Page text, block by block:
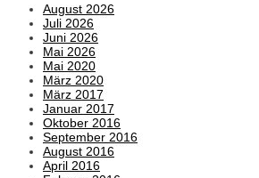
August 2026
Juli 2026
Juni 2026
Mai 2026
Mai 2020
März 2020
März 2017
Januar 2017
Oktober 2016
September 2016
August 2016
April 2016